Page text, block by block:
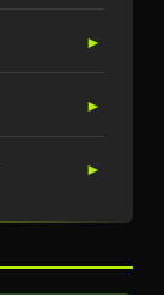
►
►
►